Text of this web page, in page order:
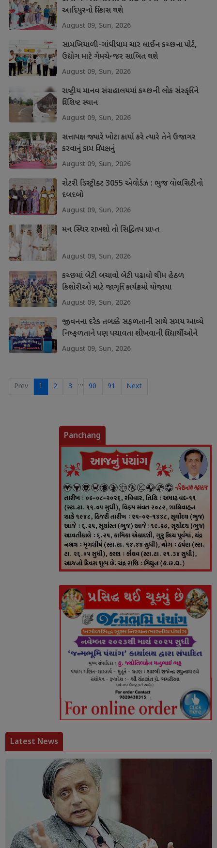
આદિપુરનો વિકાસ થશે
August 09, Sun, 2026
સામખિયાળી-ગાંધીધામ ચાર લાઈન કચ્છના પોર્ટ,
ઉદ્યોગ માટે ગેમચેન્જર સાબિત થશે
August 09, Sun, 2026
રાષ્ટ્રીય માનવ સંગ્રહાલયમાં કચ્છની લોક સંસ્કૃતિને
વિશિષ્ટ સ્થાન
August 09, Sun, 2026
સત્તાપક્ષ જ્યારે ખોટા કાર્યો કરે ત્યારે તેને ઉજાગર
કરવાનું કામ વિપક્ષનું
August 09, Sun, 2026
રોટરી ડિસ્ટ્રીક્ટ 3055 એવોર્ડઝ : ભુજ વોલસિટીનો
દબદબો
August 09, Sun, 2026
મન સ્થિર રાખશો તો સિદ્ધિતપ પ્રાપ્ત
August 09, Sun, 2026
કચ્છમાં બેટી બચાવો બેટી પઢાવો થીમ હેઠળ
કિશોરીઓ માટે જાગૃતિ કાર્યક્રમો યોજાયા
August 09, Sun, 2026
જીવનના દરેક તબક્કે સફળતાની સાથે સમય આવ્યે
નિષ્ફળતાને પણ પચાવતા શીખવાની વિદ્યાર્થીઓને
શીખ
August 09, Sun, 2026
Prev 1 2 3 … 90 91 Next
Panchang
Latest News